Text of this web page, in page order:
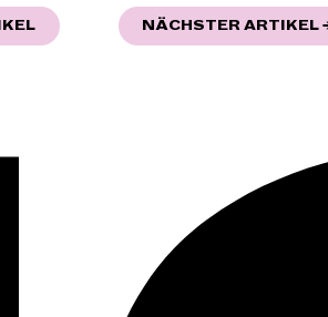
"KOMPONIEREN MITNÄCHSTER ARTIKEL